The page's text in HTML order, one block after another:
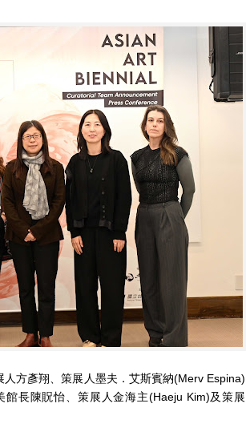
人方彥翔、策展人墨夫．艾斯賓納(Merv Espina)
館長陳貺怡、策展人金海主(Haeju Kim)及策展